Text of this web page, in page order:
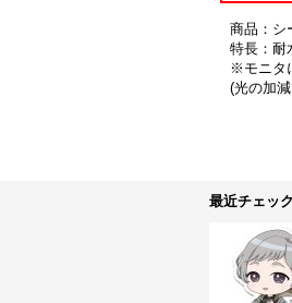
商品：シ
特長：耐
※モニタ
(光の加
最近チェッ